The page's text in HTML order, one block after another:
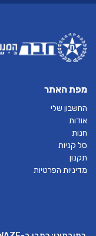
מפת האתר
החשבון שלי
אודות
חנות
סל קניות
תקנון
מדיניות הפרטיות